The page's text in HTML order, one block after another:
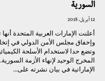
السورية
12 أبريل، 2018
أعلنت الإمارات العربية المتحدة
وإخفاق مجلس الأمن الدولي في
وتضع حدا لاستخدام الأسلحة
المخرج الوحيد لإنهاء الأزمة
الإماراتية في بيان نشرته على...